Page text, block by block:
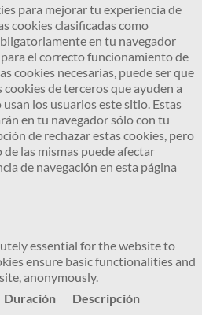
para mejorar tu experiencia de
cookies clasificadas como
en tu navegador
el correcto funcionamiento de
cookies necesarias, puede ser que
de terceros que ayuden a
los usuarios este sitio. Estas
en tu navegador sólo con tu
de rechazar estas cookies, pero
las mismas puede afectar
de navegación en esta página
essential for the website to
ensure basic functionalities and
anonymously.
Duración
Descripción